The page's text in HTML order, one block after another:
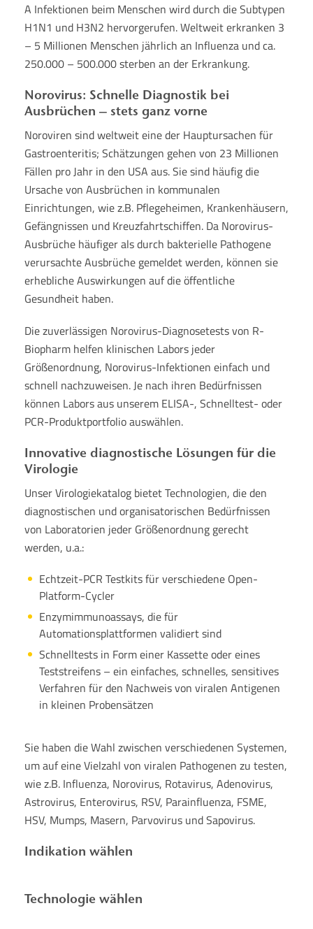
A Infektionen beim Menschen wird durch die Subtypen
H1N1 und H3N2 hervorgerufen. Weltweit erkranken 3
– 5 Millionen Menschen jährlich an Influenza und ca.
250.000 – 500.000 sterben an der Erkrankung.
Norovirus: Schnelle Diagnostik bei
Ausbrüchen – stets ganz vorne
Noroviren sind weltweit eine der Hauptursachen für
Gastroenteritis; Schätzungen gehen von 23 Millionen
Fällen pro Jahr in den USA aus. Sie sind häufig die
Ursache von Ausbrüchen in kommunalen
Einrichtungen, wie z.B. Pflegeheimen, Krankenhäusern,
Gefängnissen und Kreuzfahrtschiffen. Da Norovirus-
Ausbrüche häufiger als durch bakterielle Pathogene
verursachte Ausbrüche gemeldet werden, können sie
erhebliche Auswirkungen auf die öffentliche
Gesundheit haben.
Die zuverlässigen Norovirus-Diagnosetests von R-
Biopharm helfen klinischen Labors jeder
Größenordnung, Norovirus-Infektionen einfach und
schnell nachzuweisen. Je nach ihren Bedürfnissen
können Labors aus unserem ELISA-, Schnelltest- oder
PCR-Produktportfolio auswählen.
Innovative diagnostische Lösungen für die
Virologie
Unser Virologiekatalog bietet Technologien, die den
diagnostischen und organisatorischen Bedürfnissen
von Laboratorien jeder Größenordnung gerecht
werden, u.a.:
Echtzeit-PCR Testkits für verschiedene Open-
Platform-Cycler
Enzymimmunoassays, die für
Automationsplattformen validiert sind
Schnelltests in Form einer Kassette oder eines
Teststreifens – ein einfaches, schnelles, sensitives
Verfahren für den Nachweis von viralen Antigenen
in kleinen Probensätzen
Sie haben die Wahl zwischen verschiedenen Systemen,
um auf eine Vielzahl von viralen Pathogenen zu testen,
wie z.B. Influenza, Norovirus, Rotavirus, Adenovirus,
Astrovirus, Enterovirus, RSV, Parainfluenza, FSME,
HSV, Mumps, Masern, Parvovirus und Sapovirus.
Indikation wählen
Technologie wählen